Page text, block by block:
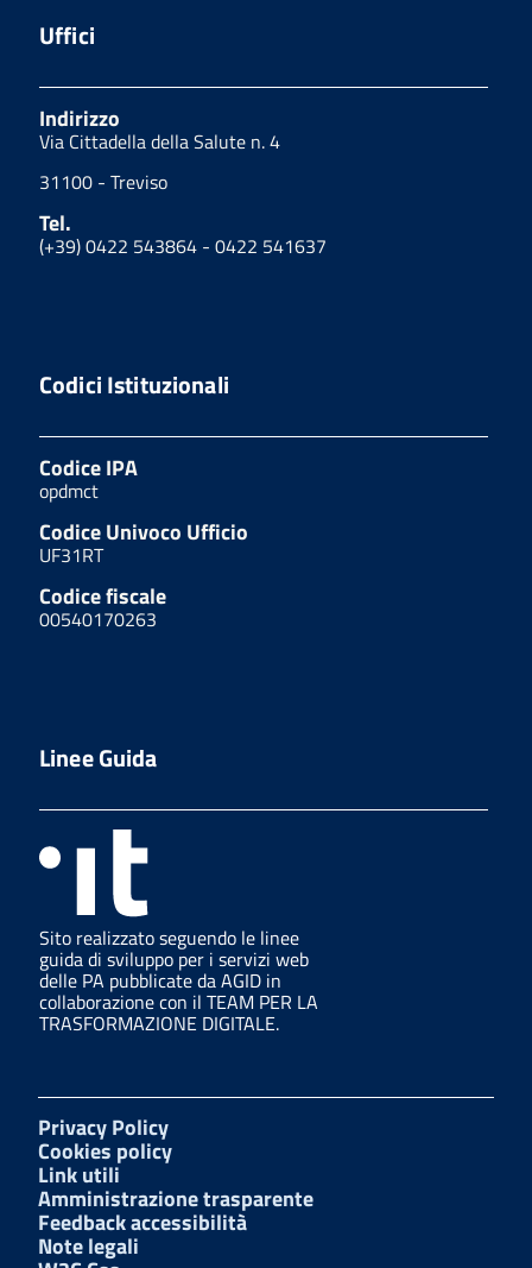
Uffici
Indirizzo
Via Cittadella della Salute n. 4
31100 - Treviso
Tel.
(+39) 0422 543864 - 0422 541637
Codici Istituzionali
Codice IPA
opdmct
Codice Univoco Ufficio
UF31RT
Codice fiscale
00540170263
Linee Guida
Sito realizzato seguendo le linee
guida di sviluppo per i servizi web
delle PA pubblicate da AGID in
collaborazione con il TEAM PER LA
TRASFORMAZIONE DIGITALE.
Privacy Policy
Cookies policy
Link utili
Amministrazione trasparente
Feedback accessibilità
Note legali